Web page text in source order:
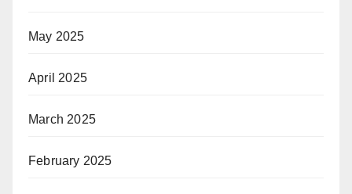
May 2025
April 2025
March 2025
February 2025